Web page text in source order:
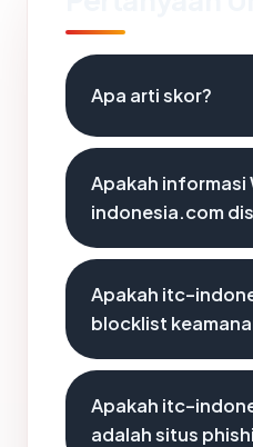
Apa arti skor?
Apakah informasi
indonesia.com
Apakah itc-
blocklist
Apakah itc-
adalah situs